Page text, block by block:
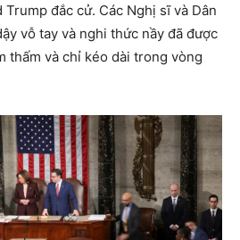
đắc cử. Các Nghị sĩ và Dân
vỗ tay và nghi thức nầy đã được
thấm và chỉ kéo dài trong vòng